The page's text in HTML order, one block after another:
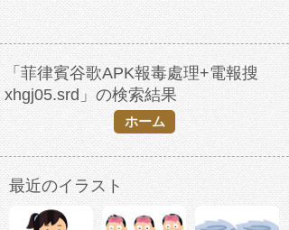
「菲律賓谷歌APK報毒處理+電報搜
xhgj05.srd」の検索結果
ホーム
最近のイラスト